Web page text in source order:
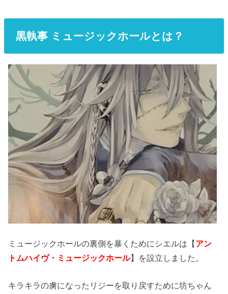
黒執事 ミュージックホールとは？
ミュージックホールの裏側を暴くためにシエルは【アン
トムハイヴ・ミュージックホール】を設立しました。
キラキラの虜になったリジーを取り戻すために坊ちゃん